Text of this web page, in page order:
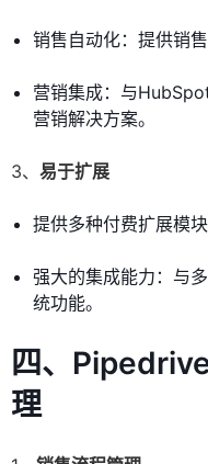
销售自动化：提供销
营销集成：与
营销解决方案。
3、 易于扩展
提供多种付费扩展模
强大的集成能力：与
统功能。
四、
理